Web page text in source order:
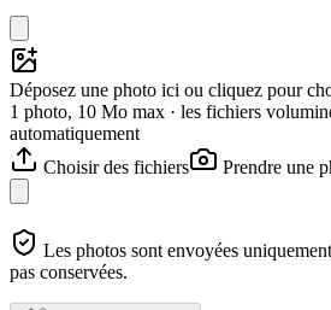
Déposez une photo ici ou cliquez pour
1 photo, 10 Mo max · les fichiers
automatiquement
Choisir des fichiers
Prendre une
Les photos sont envoyées
pas conservées.